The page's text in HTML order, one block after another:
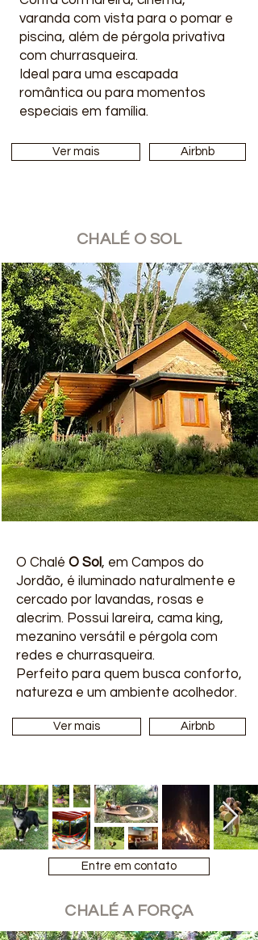
varanda com vista para o pomar e
piscina, além de pérgola privativa
com churrasqueira.
Ideal para uma escapada
romântica ou para momentos
especiais em família.
Ver mais Airbnb
CHALÉ O SOL
O Chalé O Sol, em Campos do
Jordão, é iluminado naturalmente e
cercado por lavandas, rosas e
alecrim. Possui lareira, cama king,
mezanino versátil e pérgola com
redes e churrasqueira.
Perfeito para quem busca conforto,
natureza e um ambiente acolhedor.
Ver mais Airbnb
Entre em contato
CHALÉ A FORÇA